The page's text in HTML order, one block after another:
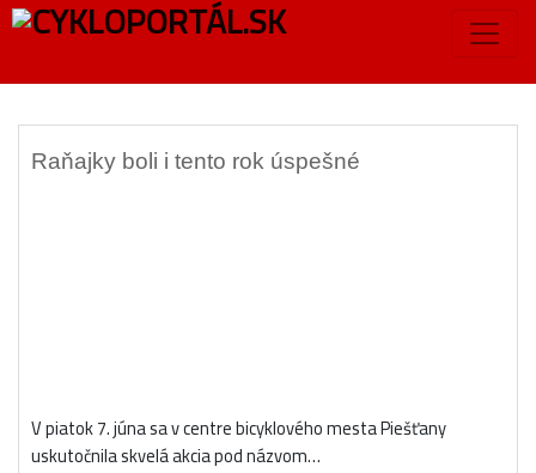
Značka:Kubík maskot
Raňajky boli i tento rok úspešné
V piatok 7. júna sa v centre bicyklového mesta Piešťany
uskutočnila skvelá akcia pod názvom…